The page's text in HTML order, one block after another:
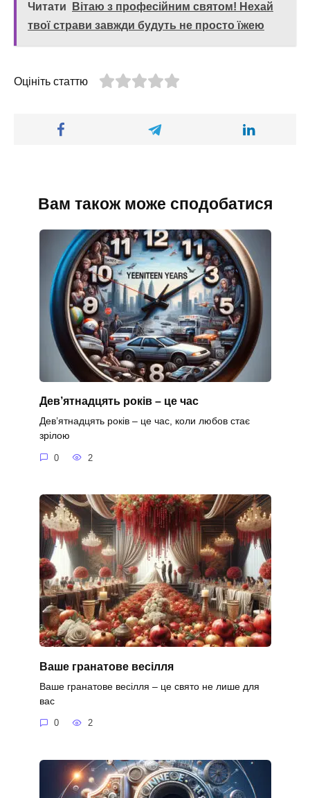
Читати
Вітаю з професійним святом! Нехай
твої страви завжди будуть не просто їжею
Оцініть статтю
Вам також може сподобатися
Дев’ятнадцять років – це час
Дев’ятнадцять років – це час, коли любов стає
зрілою
0 2
Ваше гранатове весілля
Ваше гранатове весілля – це свято не лише для
вас
0 2